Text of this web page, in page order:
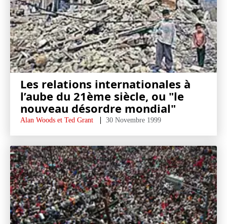
Les relations internationales à
l’aube du 21ème siècle, ou "le
nouveau désordre mondial"
Alan Woods et Ted Grant 30 Novembre 1999